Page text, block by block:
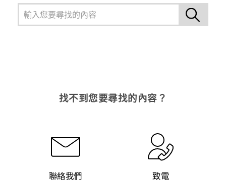
找不到您要尋找的內容？
聯絡我們 致電